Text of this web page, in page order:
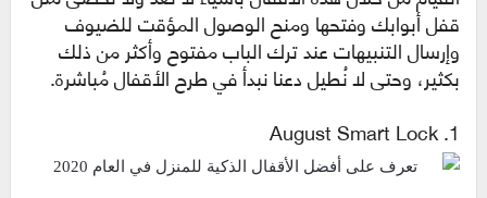
قفل أبوابك وفتحها ومنح الوصول المؤقت للضيوف
وإرسال التنبيهات عند ترك الباب مفتوح وأكثر من ذلك
بكثير، وحتى لا نُطيل دعنا نبدأ في طرح الأقفال مُباشرة.
1. August Smart Lock